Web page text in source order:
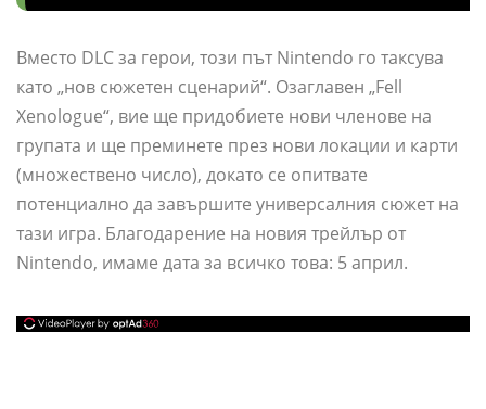
Вместо DLC за герои, този път Nintendo го таксува
като „нов сюжетен сценарий“. Озаглавен „Fell
Xenologue“, вие ще придобиете нови членове на
групата и ще преминете през нови локации и карти
(множествено число), докато се опитвате
потенциално да завършите универсалния сюжет на
тази игра. Благодарение на новия трейлър от
Nintendo, имаме дата за всичко това: 5 април.